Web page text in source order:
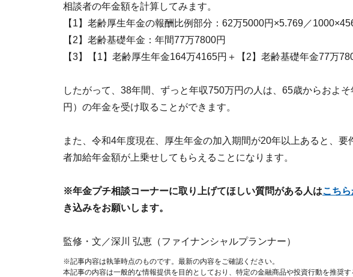
相談者の年金額を計算してみます。
【1】老齢厚生年金の報酬比例部分：62万5000円×5.769／
【2】老齢基礎年金：年間77万7800円
【3】【1】老齢厚生年金164万4165円＋【2】老齢基礎年金77万
したがって、38年間、ずっと年収750万円の人は、65歳からおよ
円）の年金を受け取ることができます。
また、令和4年度現在、厚生年金の加入期間が20年以上あると、
者加給年金額が上乗せしてもらえることになります。
※年金プチ相談コーナーに取り上げてほしい質問がある人はこちら
き込みをお願いします。
監修・文／深川 弘恵（ファイナンシャルプランナー）
※記事内容は執筆時点のものです。最新の内容をご確認ください。
本記事の内容は一般的な情報提供を目的としており、特定の金融商品や投資行動を推奨す